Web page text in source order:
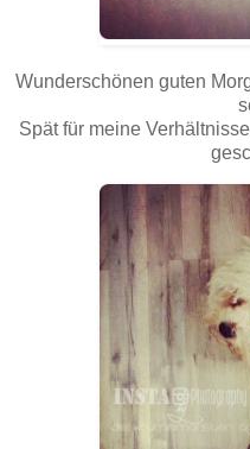
Wunderschönen guten
Spät für meine